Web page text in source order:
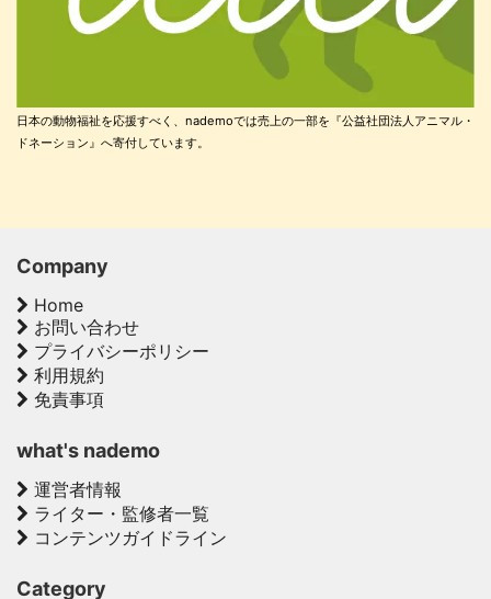
日本の動物福祉を応援すべく、nademoでは売上の一部を『公益社団法人アニマル・
ドネーション』へ寄付しています。
Company
Home
お問い合わせ
プライバシーポリシー
利用規約
免責事項
what's nademo
運営者情報
ライター・監修者一覧
コンテンツガイドライン
Category